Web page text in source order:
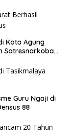
Kota Agung
Satresnarkoba
Guru Ngaji di
88